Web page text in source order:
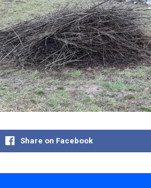
Share on Facebook